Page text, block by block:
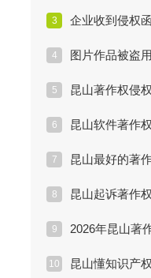
3
4
5
6
7
8
9
10